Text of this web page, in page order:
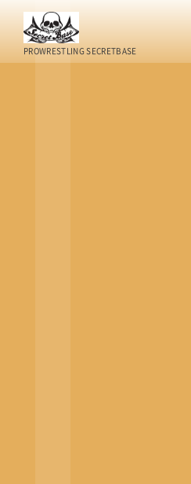
PROWRESTLING SECRETBASE